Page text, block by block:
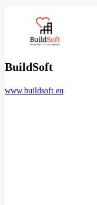
BuildSoft
www.buildsoft.eu